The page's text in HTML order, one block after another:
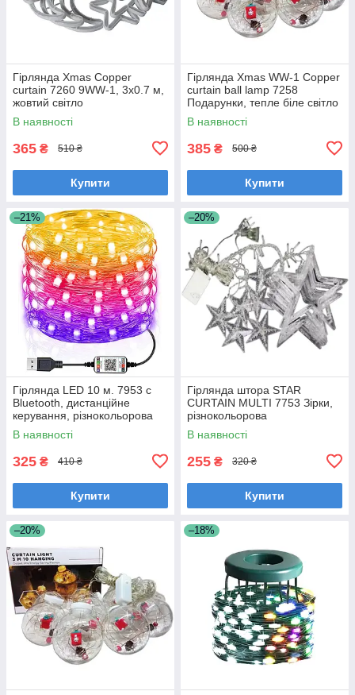
Гірлянда Xmas Copper
curtain 7260 9WW-1, 3x0.7 м,
жовтий світло
В наявності
365 ₴ 510 ₴
Купити
Гірлянда Xmas WW-1 Copper
curtain ball lamp 7258
Подарунки, тепле біле світло
В наявності
385 ₴ 500 ₴
Купити
–21%
Гірлянда LED 10 м. 7953 c
Bluetooth, дистанційне
керування, різнокольорова
В наявності
325 ₴ 410 ₴
Купити
–20%
Гірлянда штора STAR
CURTAIN MULTI 7753 Зірки,
різнокольорова
В наявності
255 ₴ 320 ₴
Купити
–20% –18%